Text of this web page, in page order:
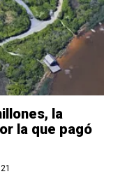
la
la que pagó